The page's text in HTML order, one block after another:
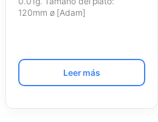
120mm ø [Adam]
Leer más